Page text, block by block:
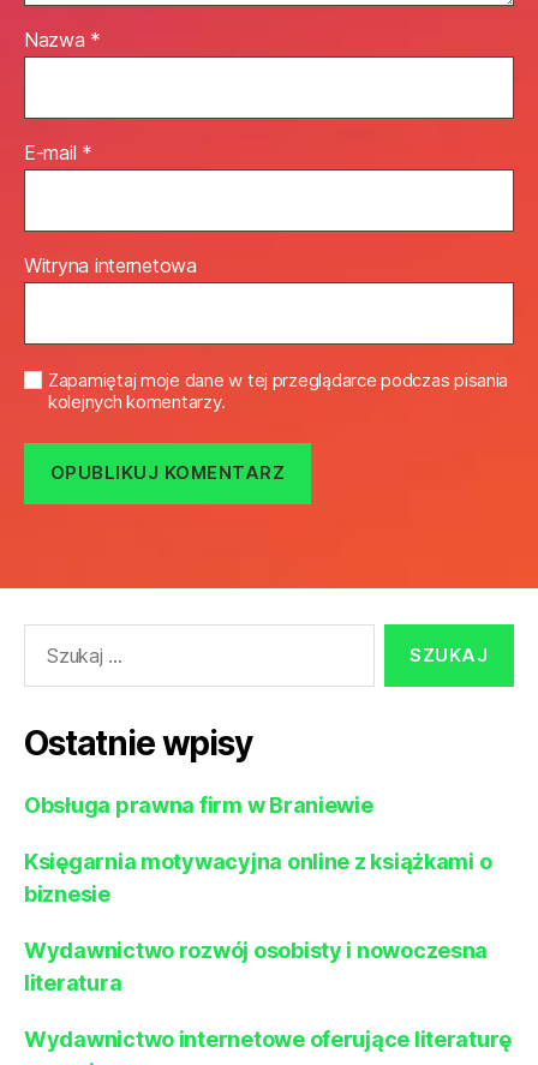
Nazwa *
E-mail *
Witryna internetowa
Zapamiętaj moje dane w tej przeglądarce podczas pisania
kolejnych komentarzy.
Ostatnie wpisy
Obsługa prawna firm w Braniewie
Księgarnia motywacyjna online z książkami o
biznesie
Wydawnictwo rozwój osobisty i nowoczesna
literatura
Wydawnictwo internetowe oferujące literaturę